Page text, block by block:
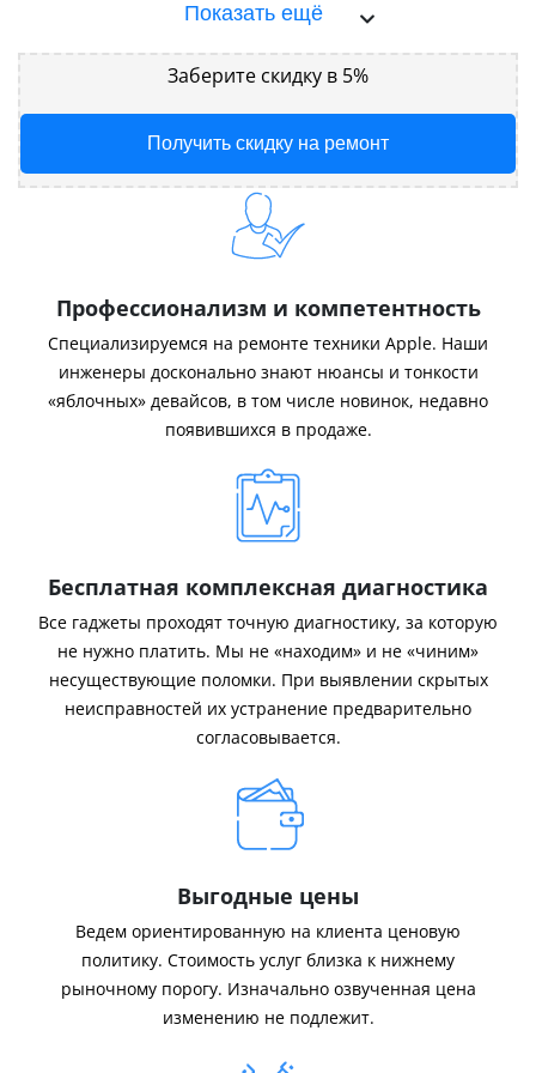
Показать ещё
Заберите скидку в 5%
Получить скидку на ремонт
Профессионализм и компетентность
Специализируемся на ремонте техники Apple. Наши
инженеры досконально знают нюансы и тонкости
«яблочных» девайсов, в том числе новинок, недавно
появившихся в продаже.
Бесплатная комплексная диагностика
Все гаджеты проходят точную диагностику, за которую
не нужно платить. Мы не «находим» и не «чиним»
несуществующие поломки. При выявлении скрытых
неисправностей их устранение предварительно
согласовывается.
Выгодные цены
Ведем ориентированную на клиента ценовую
политику. Стоимость услуг близка к нижнему
рыночному порогу. Изначально озвученная цена
изменению не подлежит.